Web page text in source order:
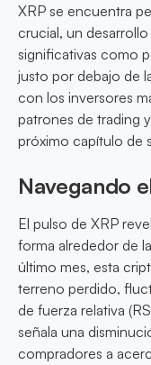
XRP se encuentra
crucial, un
significativas como
justo por debajo de
con los inversores
patrones de trading
próximo capítulo de
Navegando
El pulso de XRP
forma alrededor de
último mes, esta
terreno perdido,
de fuerza relativa
señala una
compradores a